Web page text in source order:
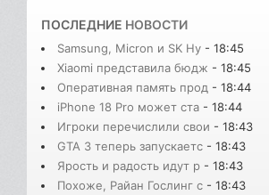
ПОСЛЕДНИЕ НОВОСТИ
Samsung, Micron и SK Hy - 18:45
Xiaomi представила бюдж - 18:45
Оперативная память прод - 18:44
iPhone 18 Pro может ста - 18:44
Игроки перечислили свои - 18:43
GTA 3 теперь запускаетс - 18:43
Ярость и радость идут р - 18:43
Похоже, Райан Гослинг с - 18:43